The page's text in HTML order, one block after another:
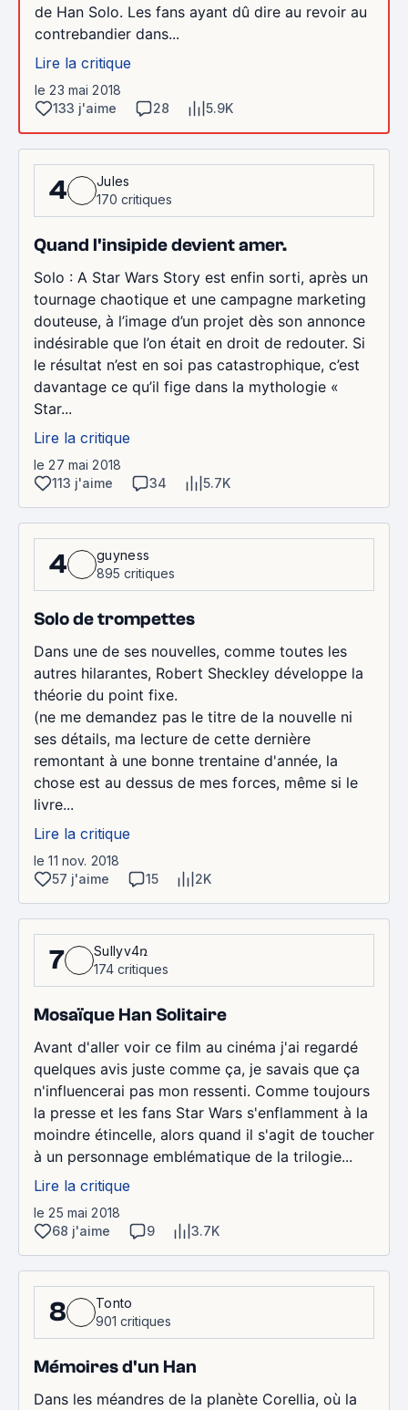
de Han Solo. Les fans ayant dû dire au revoir au
contrebandier dans...
Lire la critique
le 23 mai 2018
133 j'aime
28 5.9K
4
Jules
170 critiques
Quand l'insipide devient amer.
Solo : A Star Wars Story est enfin sorti, après un
tournage chaotique et une campagne marketing
douteuse, à l’image d’un projet dès son annonce
indésirable que l’on était en droit de redouter. Si
le résultat n’est en soi pas catastrophique, c’est
davantage ce qu’il fige dans la mythologie «
Star...
Lire la critique
le 27 mai 2018
113 j'aime
34 5.7K
4
guyness
895 critiques
Solo de trompettes
Dans une de ses nouvelles, comme toutes les
autres hilarantes, Robert Sheckley développe la
théorie du point fixe.
(ne me demandez pas le titre de la nouvelle ni
ses détails, ma lecture de cette dernière
remontant à une bonne trentaine d'année, la
chose est au dessus de mes forces, même si le
livre...
Lire la critique
le 11 nov. 2018
57 j'aime
15 2K
7
Sullyv4ռ
174 critiques
Mosaïque Han Solitaire
Avant d'aller voir ce film au cinéma j'ai regardé
quelques avis juste comme ça, je savais que ça
n'influencerai pas mon ressenti. Comme toujours
la presse et les fans Star Wars s'enflamment à la
moindre étincelle, alors quand il s'agit de toucher
à un personnage emblématique de la trilogie...
Lire la critique
le 25 mai 2018
68 j'aime
9 3.7K
8
Tonto
901 critiques
Mémoires d'un Han
Dans les méandres de la planète Corellia, où la